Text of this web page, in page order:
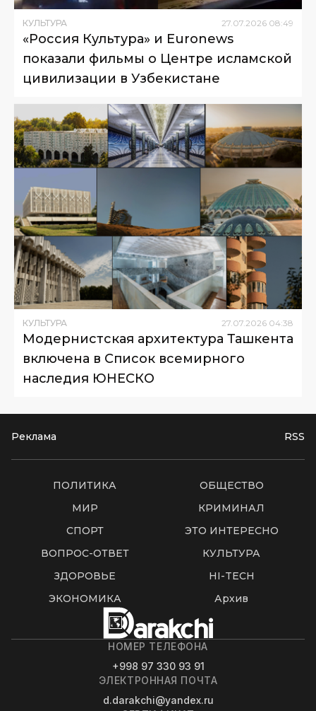
КУЛЬТУРА 27 07 2026 08:49
«Россия Культура» и Euronews
показали фильмы о Центре исламской
цивилизации в Узбекистане
КУЛЬТУРА 27.07.2026 04:38
Модернистская архитектура Ташкента
включена в Список всемирного
наследия ЮНЕСКО
Реклама RSS
ПОЛИТИКА
ОБЩЕСТВО
МИР
КРИМИНАЛ
СПОРТ
ЭТО ИНТЕРЕСНО
ВОПРОС-ОТВЕТ
КУЛЬТУРА
ЗДОРОВЬЕ
HI-TECH
ЭКОНОМИКА
Архив
НОМЕР ТЕЛЕФОНА
+998 97 330 93 91
ЭЛЕКТРОННАЯ ПОЧТА
d.darakchi@yandex.ru